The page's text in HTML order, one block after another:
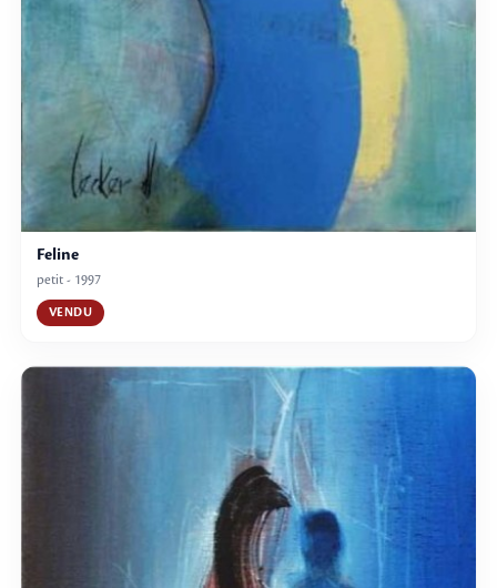
Feline
petit - 1997
VENDU